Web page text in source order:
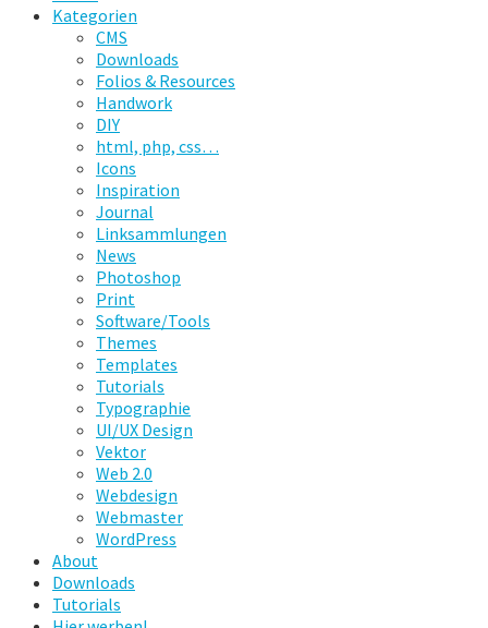
Kategorien
CMS
Downloads
Folios & Resources
Handwork
DIY
html, php, css…
Icons
Inspiration
Journal
Linksammlungen
News
Photoshop
Print
Software/Tools
Themes
Templates
Tutorials
Typographie
UI/UX Design
Vektor
Web 2.0
Webdesign
Webmaster
WordPress
About
Downloads
Tutorials